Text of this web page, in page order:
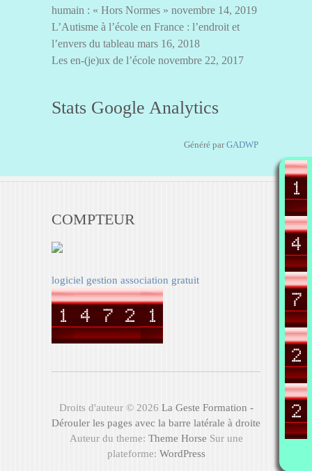
humain : « Hors Normes » novembre 14, 2019
L’Autisme à l’école en France : l’endroit et
l’envers du tableau mars 16, 2018
Les en-(je)ux de l’école novembre 22, 2017
Stats Google Analytics
Généré parGADWP
COMPTEUR
logiciel gestion association gratuit
Droits d'auteur © 2026 La Geste Formation -
Dérouler les pages avec la barre latérale à droite
Auteur du theme: Theme Horse Sur une
plateforme: WordPress